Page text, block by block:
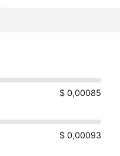
$ 0,00085
$ 0,00093